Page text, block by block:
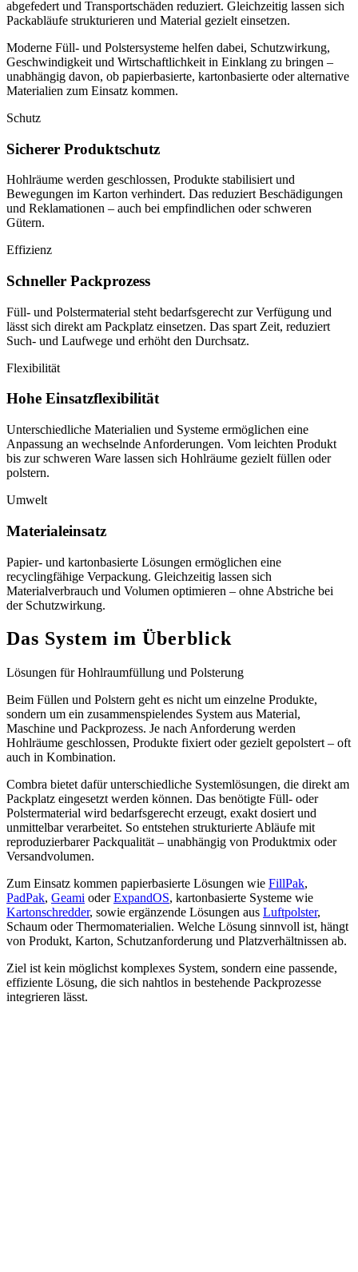
abgefedert und Transportschäden reduziert. Gleichzeitig lassen sich
Packabläufe strukturieren und Material gezielt einsetzen.
Moderne Füll- und Polstersysteme helfen dabei, Schutzwirkung,
Geschwindigkeit und Wirtschaftlichkeit in Einklang zu bringen –
unabhängig davon, ob papierbasierte, kartonbasierte oder alternative
Materialien zum Einsatz kommen.
Schutz
Sicherer Produktschutz
Hohlräume werden geschlossen, Produkte stabilisiert und
Bewegungen im Karton verhindert. Das reduziert Beschädigungen
und Reklamationen – auch bei empfindlichen oder schweren
Gütern.
Effizienz
Schneller Packprozess
Füll- und Polstermaterial steht bedarfsgerecht zur Verfügung und
lässt sich direkt am Packplatz einsetzen. Das spart Zeit, reduziert
Such- und Laufwege und erhöht den Durchsatz.
Flexibilität
Hohe Einsatzflexibilität
Unterschiedliche Materialien und Systeme ermöglichen eine
Anpassung an wechselnde Anforderungen. Vom leichten Produkt
bis zur schweren Ware lassen sich Hohlräume gezielt füllen oder
polstern.
Umwelt
Materialeinsatz
Papier- und kartonbasierte Lösungen ermöglichen eine
recyclingfähige Verpackung. Gleichzeitig lassen sich
Materialverbrauch und Volumen optimieren – ohne Abstriche bei
der Schutzwirkung.
Das System im Überblick
Lösungen für Hohlraumfüllung und Polsterung
Beim Füllen und Polstern geht es nicht um einzelne Produkte,
sondern um ein zusammenspielendes System aus Material,
Maschine und Packprozess. Je nach Anforderung werden
Hohlräume geschlossen, Produkte fixiert oder gezielt gepolstert – oft
auch in Kombination.
Combra bietet dafür unterschiedliche Systemlösungen, die direkt am
Packplatz eingesetzt werden können. Das benötigte Füll- oder
Polstermaterial wird bedarfsgerecht erzeugt, exakt dosiert und
unmittelbar verarbeitet. So entstehen strukturierte Abläufe mit
reproduzierbarer Packqualität – unabhängig von Produktmix oder
Versandvolumen.
Zum Einsatz kommen papierbasierte Lösungen wie FillPak,
PadPak, Geami oderExpandOS, kartonbasierte Systeme wie
Kartonschredder, sowie ergänzende Lösungen aus Luftpolster,
Schaum oder Thermomaterialien. Welche Lösung sinnvoll ist, hängt
von Produkt, Karton, Schutzanforderung und Platzverhältnissen ab.
Ziel ist kein möglichst komplexes System, sondern eine passende,
effiziente Lösung, die sich nahtlos in bestehende Packprozesse
integrieren lässt.